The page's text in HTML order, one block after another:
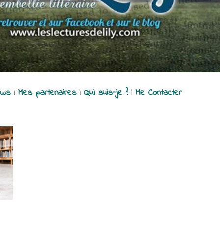
| Mes partenaires| Qui suis-je ?| Me Contacter